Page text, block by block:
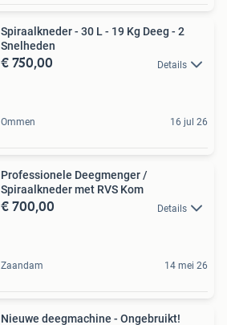
Spiraalkneder - 30 L - 19 Kg Deeg - 2
Snelheden
€ 750,00 Details
Ommen 16 jul 26
Professionele Deegmenger /
Spiraalkneder met RVS Kom
€ 700,00 Details
Zaandam 14 mei 26
Nieuwe deegmachine - Ongebruikt!